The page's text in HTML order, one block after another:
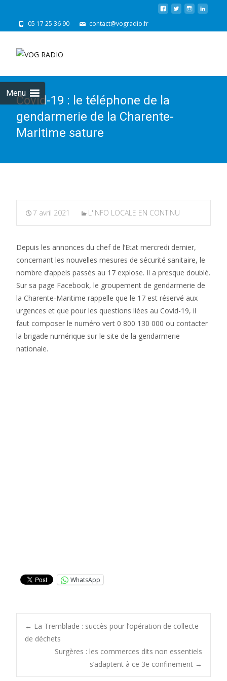
05 17 25 36 90 contact@vogradio.fr
Menu
Covid-19 : le téléphone de la
gendarmerie de la Charente-
Maritime sature
7 avril 2021 L'INFO LOCALE EN CONTINU
Depuis les annonces du chef de l’Etat mercredi dernier,
concernant les nouvelles mesures de sécurité sanitaire, le
nombre d’appels passés au 17 explose. Il a presque doublé.
Sur sa page Facebook, le groupement de gendarmerie de
la Charente-Maritime rappelle que le 17 est réservé aux
urgences et que pour les questions liées au Covid-19, il
faut composer le numéro vert 0 800 130 000 ou contacter
la brigade numérique sur le site de la gendarmerie
nationale.
WhatsApp
Post
navigation
← La Tremblade : succès pour l’opération de collecte
de déchets
Surgères : les commerces dits non essentiels
s’adaptent à ce 3e confinement →